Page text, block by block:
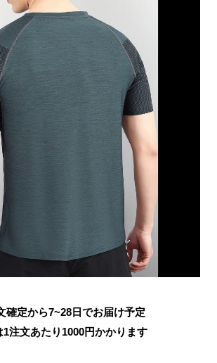
確定から7~28日でお届け予定
1注文あたり 1000円かかります